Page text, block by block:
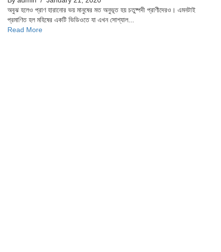
অবুঝ হলেও প্রাণ হারানোর ভয় মানুষের মত অনুভূত হয় চতুষ্পদী প্রাণীদেরও। এমনটাই
প্রমাণিত হল মহিষের একটি ভিডিওতে যা এখন সোশ্যাল...
Read More